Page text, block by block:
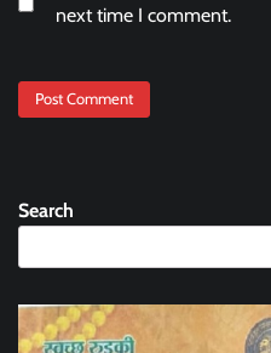
next time I comment.
Search